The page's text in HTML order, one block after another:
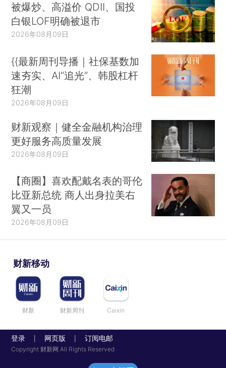
被爆炒、高溢价 QDII、国投
白银LOF明确被退市
2026年08月09日
{{最新周刊导播｜社保基数加
速夯实、AI“追光”、韩股杠杆
狂潮
2026年08月09日
财新观察｜健全金融机构治理
更好服务高质量发展
2026年08月09日
【商圈】喜欢配戴名表的哥伦
比亚新总统 商人出身拉美右
翼又一员
2026年08月09日
财新移动
财新 财新周刊 Caixin
登录 网页版 订阅电邮
Copyright 财新网 All Rights Reserved